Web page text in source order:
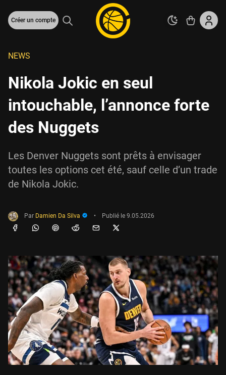
Créer un compte
NEWS
Nikola Jokic en seul
intouchable, l’annonce forte
des Nuggets
Les Denver Nuggets sont prêts à envisager
toutes les options cet été, sauf celle d’un trade
de Nikola Jokic.
Par Damien Da Silva • Publié le 9.05.2026